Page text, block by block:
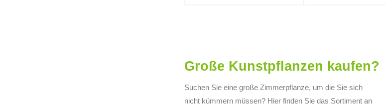
Große Kunstpflanzen kaufen?
Suchen Sie eine große Zimmerpflanze, um die Sie sich
nicht kümmern müssen? Hier finden Sie das Sortiment an